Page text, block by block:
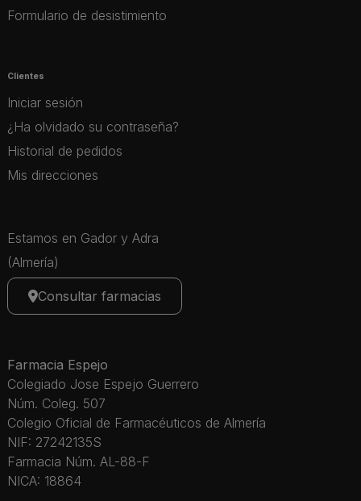
Formulario de desistimiento
Clientes
Iniciar sesión
¿Ha olvidado su contraseña?
Historial de pedidos
Mis direcciones
Estamos en Gador y Adra
(Almería)
Consultar farmacias
Farmacia Espejo
Colegiado Jose Espejo Guerrero
Núm. Coleg. 507
Colegio Oficial de Farmacéuticos de Almería
NIF: 27242135S
Farmacia Núm. AL-88-F
NICA: 18864